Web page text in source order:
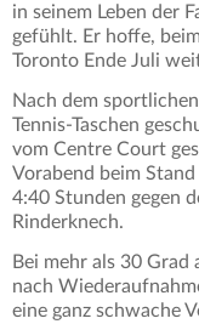
in seinem Leben der
gefühlt. Er hoffe,
Toronto Ende Juli
Nach dem
Tennis-Taschen
vom Centre Court
Vorabend beim
4:40 Stunden gegen
Rinderknech.
Bei mehr als 30
nach
eine ganz schwache